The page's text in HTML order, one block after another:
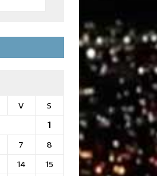
V
S
1
7
8
14
15